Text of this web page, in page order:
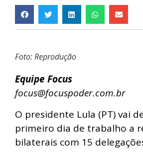
Foto: Reprodução
Equipe Focus
focus@focuspoder.com.br
O presidente Lula (PT) vai
primeiro dia de trabalho a
bilaterais com 15